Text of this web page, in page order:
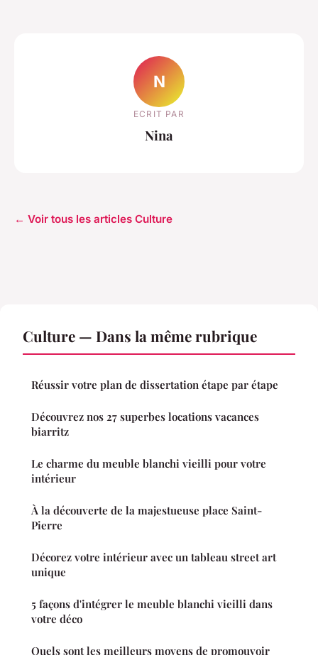
N
ECRIT PAR
Nina
← Voir tous les articles Culture
Culture — Dans la même rubrique
Réussir votre plan de dissertation étape par étape
Découvrez nos 27 superbes locations vacances
biarritz
Le charme du meuble blanchi vieilli pour votre
intérieur
À la découverte de la majestueuse place Saint-
Pierre
Décorez votre intérieur avec un tableau street art
unique
5 façons d'intégrer le meuble blanchi vieilli dans
votre déco
Quels sont les meilleurs moyens de promouvoir